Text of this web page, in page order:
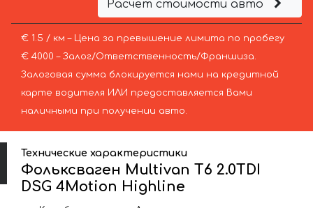
Расчёт стоимости авто
€ 1.5 / км – Цена за превышение лимита по пробегу
€ 4000 – Залог/Ответственность/Франшиза.
Залоговая сумма блокируется нами на кредитной
карте водителя ИЛИ предоставляется Вами
наличными при получении авто.
Технические характеристики
Фольксваген Multivan T6 2.0TDI
DSG 4Motion Highline